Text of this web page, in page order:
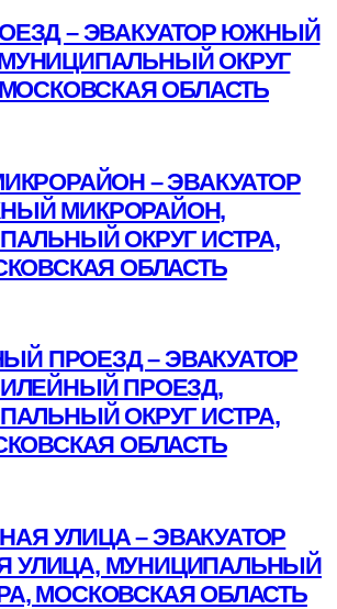
– ЭВАКУАТОР ЮЖНЫЙ
ОКРУГ
ОБЛАСТЬ
– ЭВАКУАТОР
МИКРОРАЙОН,
ОКРУГ ИСТРА,
ОБЛАСТЬ
ПРОЕЗД – ЭВАКУАТОР
ПРОЕЗД,
ОКРУГ ИСТРА,
ОБЛАСТЬ
УЛИЦА – ЭВАКУАТОР
УЛИЦА, МУНИЦИПАЛЬНЫЙ
МОСКОВСКАЯ ОБЛАСТЬ